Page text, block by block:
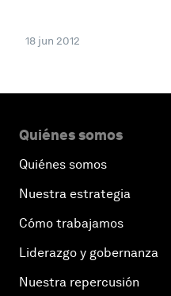
18 jun 2012
Quiénes somos
Quiénes somos
Nuestra estrategia
Cómo trabajamos
Liderazgo y gobernanza
Nuestra repercusión